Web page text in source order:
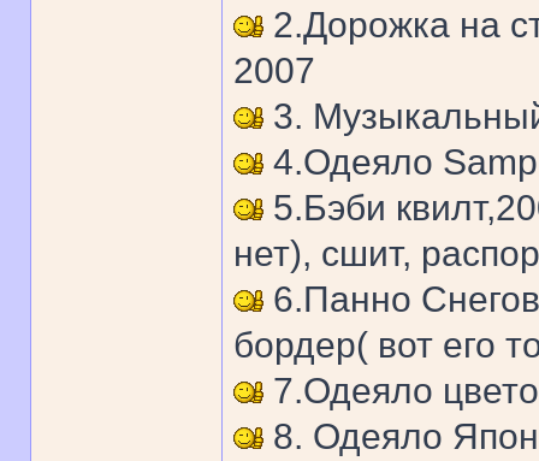
2.Дорожка на
2007
3.
4.Одеяло
5.Бэби
нет), сшит,
6.Панно
бордер( вот его
7.Одеяло
8. Одеяло